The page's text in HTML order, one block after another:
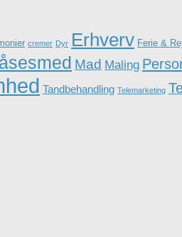
cremer Dyr Erhverv Ferie &
Mad Maling
Tandbehandling Telemarketing